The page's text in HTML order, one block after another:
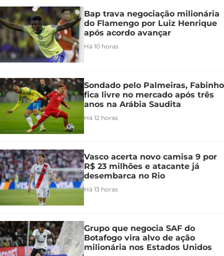
Bap trava negociação milionária
do Flamengo por Luiz Henrique
após acordo avançar
Há 10 horas
Sondado pelo Palmeiras, Fabinho
fica livre no mercado após três
anos na Arábia Saudita
Há 12 horas
Vasco acerta novo camisa 9 por
R$ 23 milhões e atacante já
desembarca no Rio
Há 13 horas
Grupo que negocia SAF do
Botafogo vira alvo de ação
milionária nos Estados Unidos